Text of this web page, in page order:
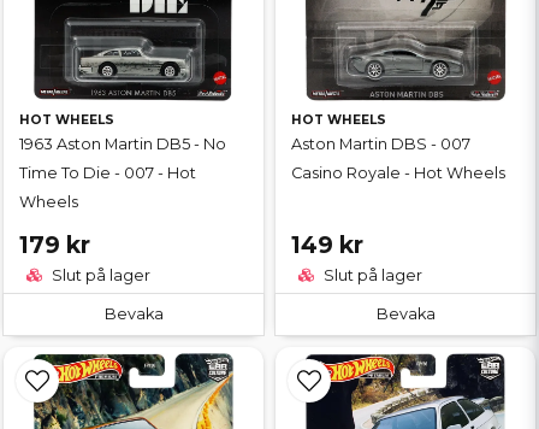
HOT WHEELS
1963 Aston Martin DB5 - No
Time To Die - 007 - Hot
Wheels
179 kr
Slut på lager
Bevaka
HOT WHEELS
Aston Martin DBS - 007
Casino Royale - Hot Wheels
149 kr
Slut på lager
Bevaka